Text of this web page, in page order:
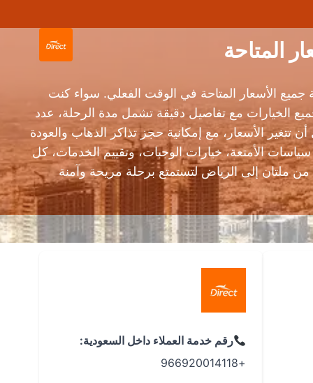
الأسعار المتاحة في الوقت الفعلي. سواء كنت
الخيارات مع تفاصيل دقيقة تشمل مدة الرحلة، عدد
الأسعار، مع إمكانية حجز تذاكر الذهاب والعودة
الأمتعة، خيارات الوجبات، وتقييم الخدمات، كل
إلى الرياض لتستمتع برحلة مريحة وآمنة
رقم خدمة العملاء داخل السعودية:
+966920014118